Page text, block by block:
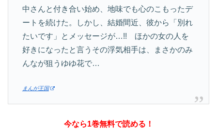
中さんと付き合い始め、地味でも心のこもったデ
ートを続けた。しかし、結婚間近、彼から「別れ
たいです」とメッセージが…!! ほかの女の人を
好きになったと言うその浮気相手は、まさかのみ
んなが狙うゆゆ花で…
まんが王国
今なら1巻無料で読める！